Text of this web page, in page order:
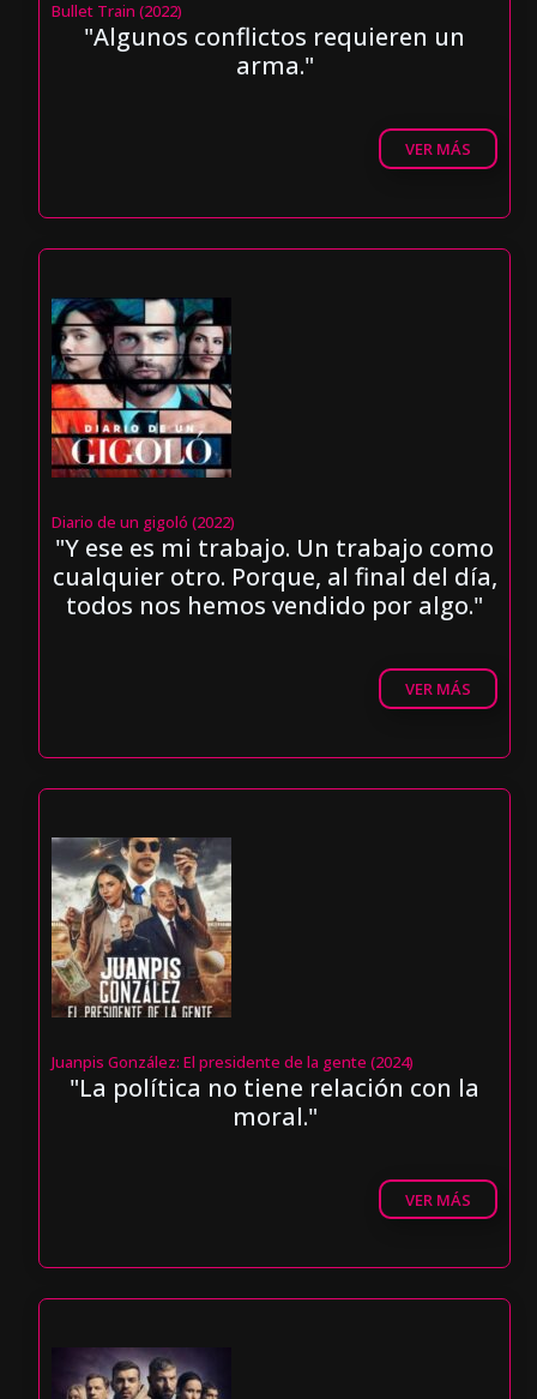
Bullet Train (2022)
"Algunos conflictos requieren un
arma."
VER MÁS
Diario de un gigoló (2022)
"Y ese es mi trabajo. Un trabajo como
cualquier otro. Porque, al final del día,
todos nos hemos vendido por algo."
VER MÁS
Juanpis González: El presidente de la gente (2024)
"La política no tiene relación con la
moral."
VER MÁS